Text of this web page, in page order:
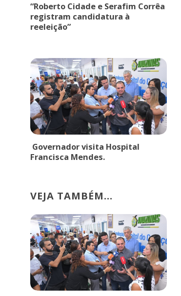
“Roberto Cidade e Serafim Corrêa
registram candidatura à
reeleição”
Governador visita Hospital
Francisca Mendes.
VEJA TAMBÉM...